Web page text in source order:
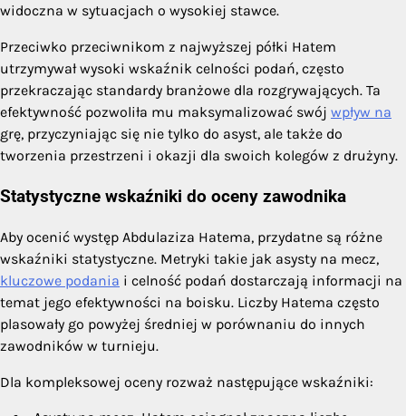
widoczna w sytuacjach o wysokiej stawce.
Przeciwko przeciwnikom z najwyższej półki Hatem
utrzymywał wysoki wskaźnik celności podań, często
przekraczając standardy branżowe dla rozgrywających. Ta
efektywność pozwoliła mu maksymalizować swój wpływ na
grę, przyczyniając się nie tylko do asyst, ale także do
tworzenia przestrzeni i okazji dla swoich kolegów z drużyny.
Statystyczne wskaźniki do oceny zawodnika
Aby ocenić występ Abdulaziza Hatema, przydatne są różne
wskaźniki statystyczne. Metryki takie jak asysty na mecz,
kluczowe podania i celność podań dostarczają informacji na
temat jego efektywności na boisku. Liczby Hatema często
plasowały go powyżej średniej w porównaniu do innych
zawodników w turnieju.
Dla kompleksowej oceny rozważ następujące wskaźniki: